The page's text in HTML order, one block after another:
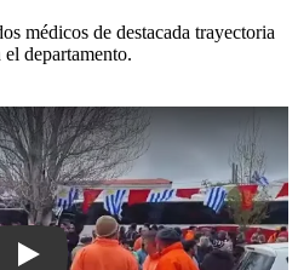
médicos de destacada trayectoria
departamento.
Play: SUNCA reclama garantías y